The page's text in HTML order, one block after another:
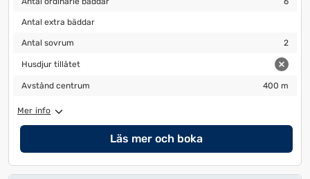
Antal extra bäddar
Antal extra bäddar
Antal sovrum
Antal sovrum 2
Husdjur tillåtet
Husdjur tillåtet
Avstånd centrum
Avstånd centrum 400 m
Mer info
Läs mer och boka